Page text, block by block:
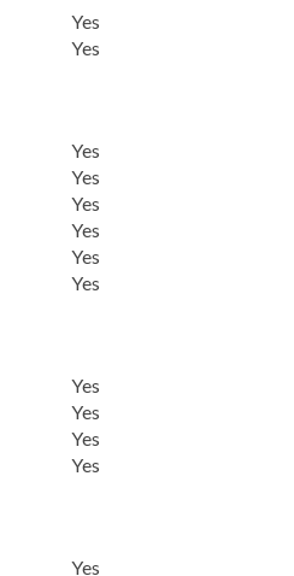
Yes
Yes
Yes
Yes
Yes
Yes
Yes
Yes
Yes
Yes
Yes
Yes
Yes